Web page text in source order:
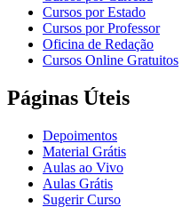
Cursos por Estado
Cursos por Professor
Oficina de Redação
Cursos Online Gratuitos
Páginas Úteis
Depoimentos
Material Grátis
Aulas ao Vivo
Aulas Grátis
Sugerir Curso